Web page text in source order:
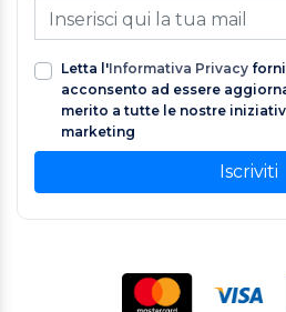
Letta l'Informativa Privacy
acconsento ad essere
merito a tutte le nostre
marketing
Iscriviti